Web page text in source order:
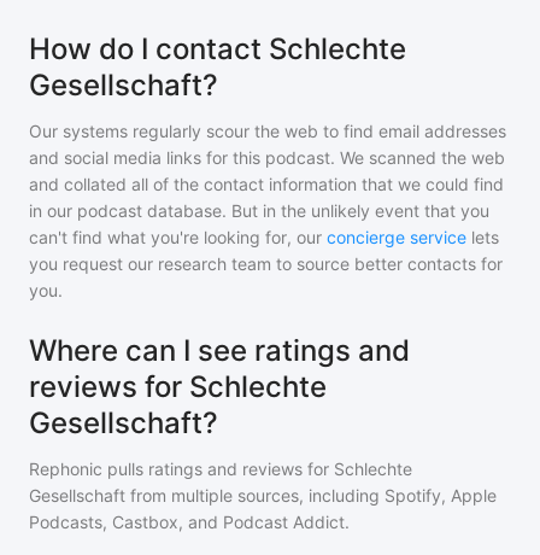
How do I contact Schlechte
Gesellschaft?
Our systems regularly scour the web to find email addresses
and social media links for this podcast. We scanned the web
and collated all of the contact information that we could find
in our podcast database. But in the unlikely event that you
can't find what you're looking for, our concierge service lets
you request our research team to source better contacts for
you.
Where can I see ratings and
reviews for Schlechte
Gesellschaft?
Rephonic pulls ratings and reviews for Schlechte
Gesellschaft from multiple sources, including Spotify, Apple
Podcasts, Castbox, and Podcast Addict.